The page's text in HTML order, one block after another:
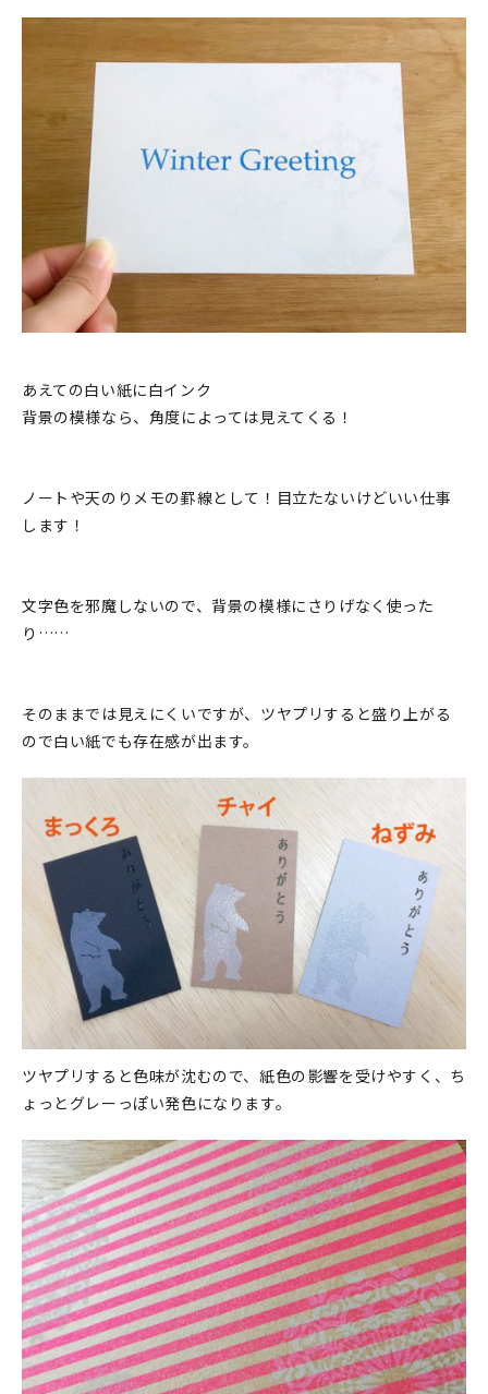
あえての白い紙に白インク
背景の模様なら、角度によっては見えてくる！
ノートや天のりメモの罫線として！目立たないけどいい仕事
します！
文字色を邪魔しないので、背景の模様にさりげなく使った
り……
そのままでは見えにくいですが、ツヤプリすると盛り上がる
ので白い紙でも存在感が出ます。
ツヤプリすると色味が沈むので、紙色の影響を受けやすく、ち
ょっとグレーっぽい発色になります。